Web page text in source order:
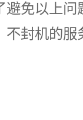
免以上
封机的